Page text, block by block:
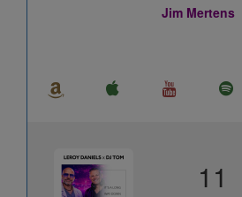
Jim Mertens
11